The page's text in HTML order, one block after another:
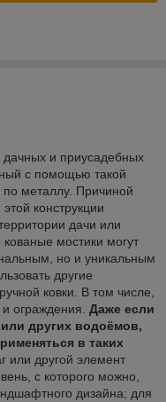
и приусадебных
с помощью такой
по металлу. Причиной
конструкции
дачи или
мостики могут
но и уникальным
другие
ковки. В том числе,
ограждения. Даже если
или других водоёмов,
в таких
или другой элемент
с которого можно,
дизайна; для